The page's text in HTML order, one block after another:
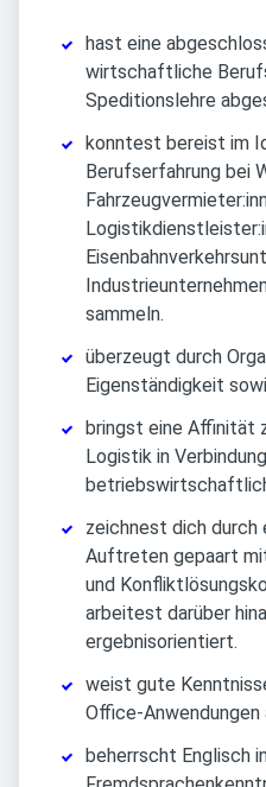
hast eine
wirtschaftliche
Speditionslehre
konntest bereist im
Berufserfahrung bei
sammeln.
überzeugt durch
Eigenständigkeit
bringst eine Affinität
Logistik in
zeichnest dich durch
Auftreten gepaart
und
arbeitest darüber
ergebnisorientiert.
weist gute
Office-Anwendungen
beherrscht Englisch